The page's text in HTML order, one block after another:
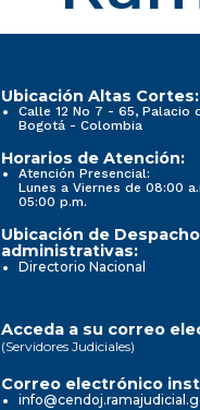
Ubicación Altas Cortes:
Calle 12 No 7 - 65, Palacio
Bogotá - Colombia
Horarios de Atención:
Atención Presencial:
Lunes a Viernes de 08:00
05:00 p.m.
Ubicación de
administrativas:
Directorio Nacional
Acceda a su correo
(Servidores Judiciales)
Correo electrónico